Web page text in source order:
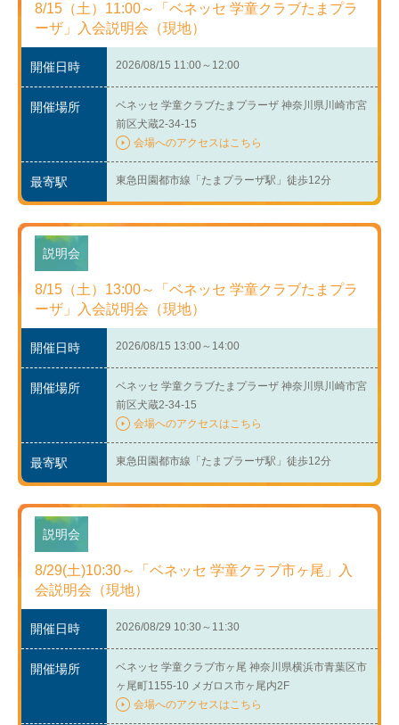
8/15（土）11:00～「ベネッセ 学童クラブたまプラ
ーザ」入会説明会（現地）
開催日時 2026/08/15 11:00～12:00
開催場所
ベネッセ 学童クラブたまプラーザ 神奈川県川崎市宮
前区犬蔵2-34-15
会場へのアクセスはこちら
最寄駅 東急田園都市線「たまプラーザ駅」徒歩12分
説明会
8/15（土）13:00～「ベネッセ 学童クラブたまプラ
ーザ」入会説明会（現地）
開催日時 2026/08/15 13:00～14:00
開催場所
ベネッセ 学童クラブたまプラーザ 神奈川県川崎市宮
前区犬蔵2-34-15
会場へのアクセスはこちら
最寄駅 東急田園都市線「たまプラーザ駅」徒歩12分
説明会
8/29(土)10:30～「ベネッセ 学童クラブ市ヶ尾」入
会説明会（現地）
開催日時 2026/08/29 10:30～11:30
開催場所
ベネッセ 学童クラブ市ヶ尾 神奈川県横浜市青葉区市
ヶ尾町1155-10 メガロス市ヶ尾内2F
会場へのアクセスはこちら